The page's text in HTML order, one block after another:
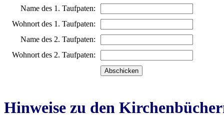
Name des 1. Taufpaten:
Wohnort des 1. Taufpaten:
Name des 2. Taufpaten:
Wohnort des 2. Taufpaten:
Hinweise zu den